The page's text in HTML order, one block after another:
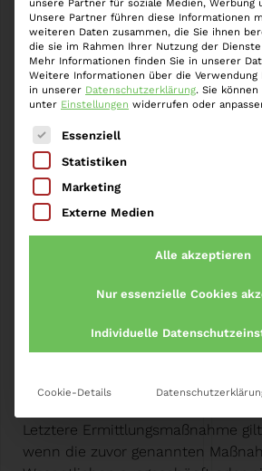
nicht deklariert
Zuständige Behörde
Die zuständige Behörde ist das
Ermittlungszentrum
im Bundesamt zur Bekämpfung von
Finanzkriminalität.
Ermittlungsmaßnahmen
Erklärungsanordnung
Behörde befugt von dem
geführten Register oder sonstigen
Absatz 3 S.1 Nr. 8
Letztere Ermittlungsmaßnahme
wenn die zuvor genannten
unsere Partner für soziale Medien, Werbung
Unsere Partner führen diese Informationen
weiteren Daten zusammen, die Sie ihnen
die sie im Rahmen Ihrer Nutzung der
Mehr Informationen finden Sie in unserer
Weitere Informationen über die Verwendung
in unserer Datenschutzerklärung. Sie
unter Einstellungen widerrufen oder
Es folgt eine Liste der Service-
Essenziell
Statistiken
Marketing
Externe Medien
Alle akzeptieren
Nur essenzielle Cookies
Individuelle
Cookie-Details